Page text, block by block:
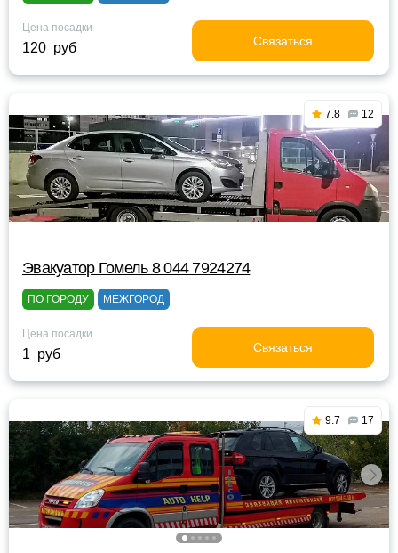
Цена посадки
120 руб Связаться
7.8 12
Эвакуатор Гомель 8 044 7924274
ПО ГОРОДУ МЕЖГОРОД
Цена посадки
1 руб Связаться
9.7 17